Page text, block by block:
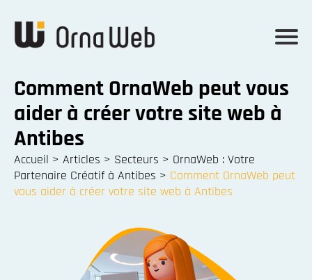
Comment OrnaWeb peut vous
aider à créer votre site web à
Antibes
Accueil > Articles > Secteurs > OrnaWeb : Votre
Partenaire Créatif à Antibes > Comment OrnaWeb peut
vous aider à créer votre site web à Antibes